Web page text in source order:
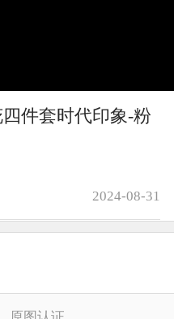
件套时代印象-粉
2024-08-31